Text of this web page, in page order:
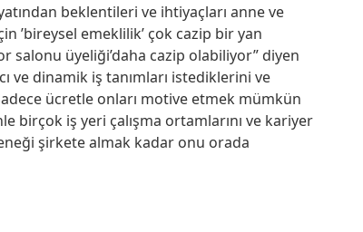
beklentileri ve ihtiyaçları anne ve
’bireysel emeklilik’ çok cazip bir yan
salonu üyeliği’daha cazip olabiliyor” diyen
ve dinamik iş tanımları istediklerini ve
ücretle onları motive etmek mümkün
birçok iş yeri çalışma ortamlarını ve kariyer
şirkete almak kadar onu orada